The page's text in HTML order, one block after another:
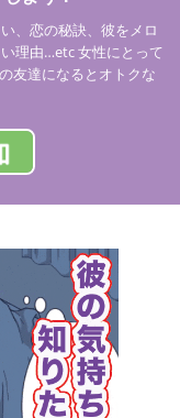
、恋の秘訣、彼をメロ
理由…etc 女性にとって
友達になるとオトクな